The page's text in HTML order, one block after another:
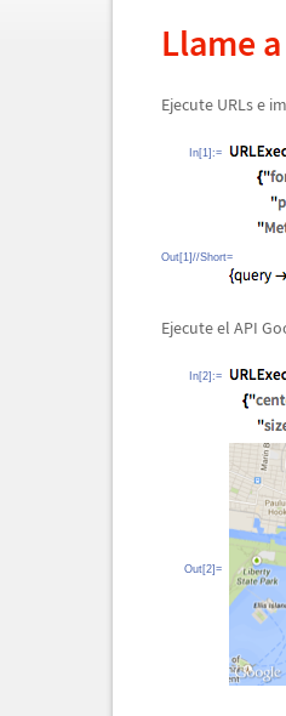
Llame
Ejecute URLs e
In[1]:=
Out[1]//Short=
Ejecute el API
In[2]:=
Out[2]=